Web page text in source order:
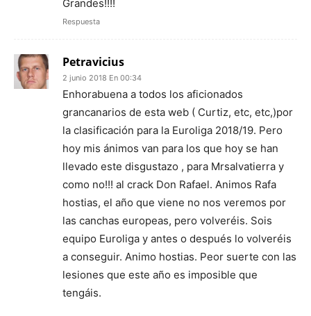
Grandes!!!!
Respuesta
Petravicius
2 junio 2018 En 00:34
Enhorabuena a todos los aficionados
grancanarios de esta web ( Curtiz, etc, etc,)por
la clasificación para la Euroliga 2018/19. Pero
hoy mis ánimos van para los que hoy se han
llevado este disgustazo , para Mrsalvatierra y
como no!!! al crack Don Rafael. Animos Rafa
hostias, el año que viene no nos veremos por
las canchas europeas, pero volveréis. Sois
equipo Euroliga y antes o después lo volveréis
a conseguir. Animo hostias. Peor suerte con las
lesiones que este año es imposible que
tengáis.